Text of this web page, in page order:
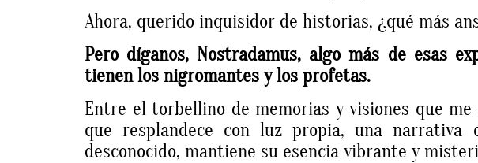
Ahora, querido inquisidor de historias, ¿qué más
Pero díganos, Nostradamus, algo más de esas
tienen los nigromantes y los profetas.
Entre el torbellino de memorias y visiones que me
que resplandece con luz propia, una
desconocido, mantiene su esencia vibrante y